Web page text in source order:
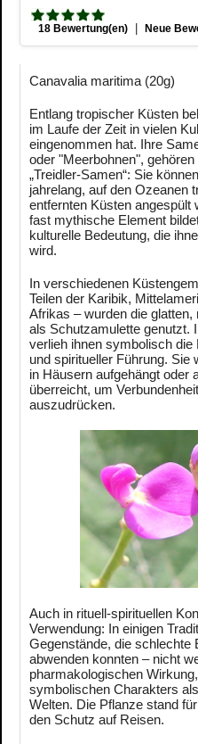
18 Bewertung(en) | Neue
Canavalia maritima (20g)
Entlang tropischer Küsten
im Laufe der Zeit in vielen
eingenommen hat. Ihre
oder "Meerbohnen",
„Treidler-Samen“: Sie
jahrelang, auf den Ozeanen
entfernten Küsten angespült
fast mythische Element
kulturelle Bedeutung, die
wird.
In verschiedenen
Teilen der Karibik,
Afrikas – wurden die
als Schutzamulette genutzt.
verlieh ihnen symbolisch die
und spiritueller Führung. Sie
in Häusern aufgehängt oder
überreicht, um
auszudrücken.
Auch in rituell-spirituellen
Verwendung: In einigen
Gegenstände, die schlechte
abwenden konnten – nicht
pharmakologischen
symbolischen Charakters
Welten. Die Pflanze stand
den Schutz auf Reisen.